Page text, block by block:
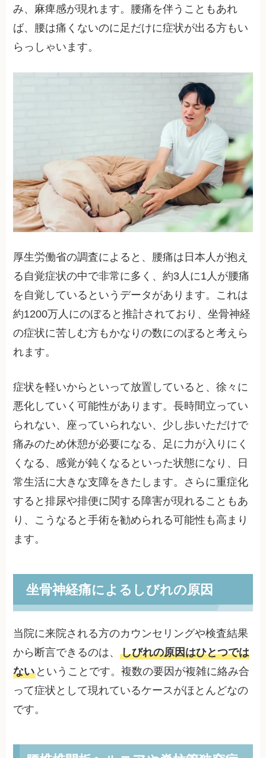
み、麻痺感が現れます。腰痛を伴うこともあれ
ば、腰は痛くないのに足だけに症状が出る方もい
らっしゃいます。
厚生労働省の調査によると、腰痛は日本人が抱え
る自覚症状の中で非常に多く、約3人に1人が腰痛
を自覚しているというデータがあります。これは
約1200万人にのぼると推計されており、坐骨神経
の症状に苦しむ方もかなりの数にのぼると考えら
れます。
症状を軽いからといって放置していると、徐々に
悪化していく可能性があります。長時間立ってい
られない、座っていられない、少し歩いただけで
痛みのため休憩が必要になる、足に力が入りにく
くなる、感覚が鈍くなるといった状態になり、日
常生活に大きな支障をきたします。さらに重症化
すると排尿や排便に関する障害が現れることもあ
り、こうなると手術を勧められる可能性も高まり
ます。
坐骨神経痛によるしびれの原因
当院に来院される方のカウンセリングや検査結果
から断言できるのは、しびれの原因はひとつでは
ない ということです。複数の要因が複雑に絡み合
って症状として現れているケースがほとんどなの
です。